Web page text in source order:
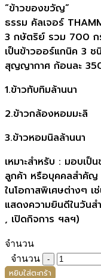
“ข้าวของขวัญ”
ธรรม คัลเจอร์
3 กษัตริย์ รวม 700 ก
เป็นข้าวออร์แกนิค 3
สุญญากาศ ก้อนละ
1.ข้าวทับทิมล้านนา
2.ข้าวกล้องหอมมะลิ
3.ข้าวหอมนิลล้านนา
เหมาะสำหรับ : มอบเ
ลูกค้า หรือบุคคลสำคัญ
ในโอกาสพิเศษต่างๆ
แสดงความยินดีในวัน
, เปิดกิจการ ฯลฯ)
จำนวน
จำนวน
หยิบใส่ตะกร้า